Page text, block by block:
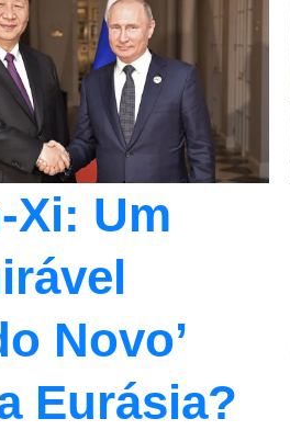
Xi: Um
Novo’
Eurásia?